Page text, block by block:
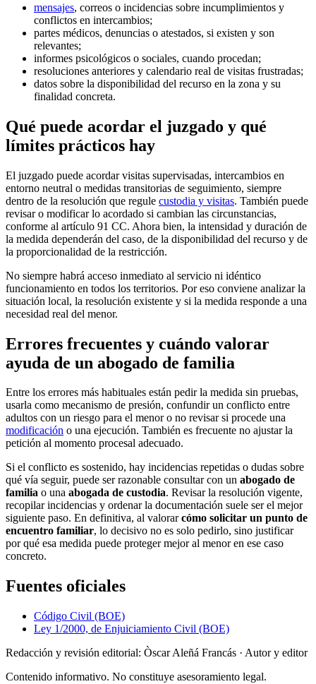
mensajes, correos o incidencias sobre incumplimientos y
conflictos en intercambios;
partes médicos, denuncias o atestados, si existen y son
relevantes;
informes psicológicos o sociales, cuando procedan;
resoluciones anteriores y calendario real de visitas frustradas;
datos sobre la disponibilidad del recurso en la zona y su
finalidad concreta.
Qué puede acordar el juzgado y qué
límites prácticos hay
El juzgado puede acordar visitas supervisadas, intercambios en
entorno neutral o medidas transitorias de seguimiento, siempre
dentro de la resolución que regule custodia y visitas. También puede
revisar o modificar lo acordado si cambian las circunstancias,
conforme al artículo 91 CC. Ahora bien, la intensidad y duración de
la medida dependerán del caso, de la disponibilidad del recurso y de
la proporcionalidad de la restricción.
No siempre habrá acceso inmediato al servicio ni idéntico
funcionamiento en todos los territorios. Por eso conviene analizar la
situación local, la resolución existente y si la medida responde a una
necesidad real del menor.
Errores frecuentes y cuándo valorar
ayuda de un abogado de familia
Entre los errores más habituales están pedir la medida sin pruebas,
usarla como mecanismo de presión, confundir un conflicto entre
adultos con un riesgo para el menor o no revisar si procede una
modificación o una ejecución. También es frecuente no ajustar la
petición al momento procesal adecuado.
Si el conflicto es sostenido, hay incidencias repetidas o dudas sobre
qué vía seguir, puede ser razonable consultar con un abogado de
familia o una abogada de custodia. Revisar la resolución vigente,
recopilar incidencias y ordenar la documentación suele ser el mejor
siguiente paso. En definitiva, al valorarcómo solicitar un punto de
encuentro familiar, lo decisivo no es solo pedirlo, sino justificar
por qué esa medida puede proteger mejor al menor en ese caso
concreto.
Fuentes oficiales
Código Civil (BOE)
Ley 1/2000, de Enjuiciamiento Civil (BOE)
Redacción y revisión editorial: Òscar Aleñá Francás · Autor y editor
Contenido informativo. No constituye asesoramiento legal.